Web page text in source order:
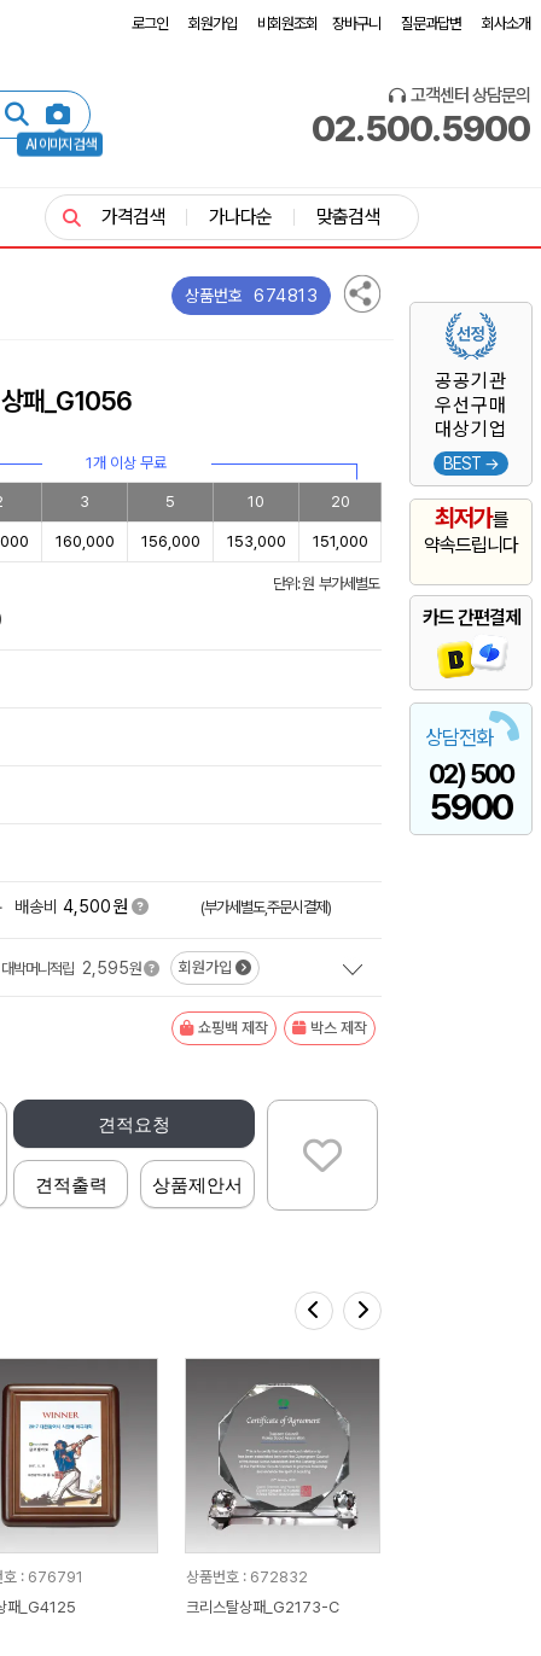
로그인 회원가입 비회원조회 장바구니 질문과답변 회사소개
AI 이미지 검색
고객센터 상담문의
02.500.5900
공공기관
우선구매
대상기업
BEST →
최저가를
약속드립니다
카드 간편결제
상담전화
02) 500
5900
가격검색 가나다순 맞춤검색
상품번호 674813
패_G1056
1개 이상 무료
3 5 10 20
160,000 156,000 153,000 151,000
단위: 원 부가세별도
배송비 4,500원 (부가세별도,주문시결제)
대박머니적립 2,595원 회원가입
쇼핑백 제작 박스 제작
견적요청
견적출력 상품제안서
호 : 676791
패_G4125
상품번호 : 672832
크리스탈상패_G2173-C